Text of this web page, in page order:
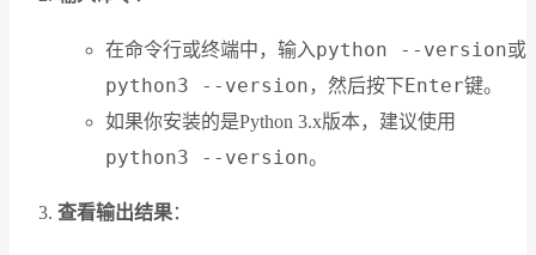
在命令行或终端中，输入python --version或
python3 --version，然后按下Enter键。
如果你安装的是Python 3.x版本，建议使用
python3 --version。
查看输出结果：